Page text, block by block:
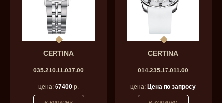
CERTINA
035.210.11.037.00
цена:67400 р.
CERTINA
014.235.17.011.00
цена:Цена по запросу